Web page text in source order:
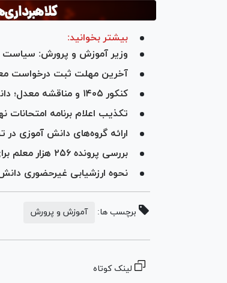
بیشتر بخوانید:
وزیر آموزش و پرورش:
آخرین مهلت ثبت درخواست
کنکور ۱۴۰۵ و مناقشه معدل؛ دانش‌آموزان نگران چه هستند؟
تکذیب اعلام برنامه امتحانات
ارائه گروه‌های دانش آموزی در
بررسی پرونده ۲۵۶ هزار معلم برای ارتقای رتبه؛ ۸۷ درصد افراد موفق شدند
نحوه ارزشیابی غیرحضوری
برچسب ها: آموزش و پرورش
لینک کوتاه